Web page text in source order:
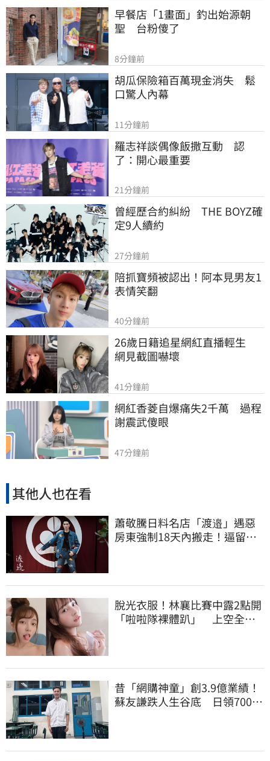
早餐店「1畫面」釣出始源朝
聖　台粉傻了
8分鐘前
胡瓜保險箱百萬現金消失　鬆
口驚人內幕
11分鐘前
羅志祥談偶像飯撒互動　認
了：開心最重要
21分鐘前
曾經歷合約糾紛　THE BOYZ確
定9人續約
27分鐘前
陪抓寶頻被認出！阿本見男友1
表情笑翻
40分鐘前
26歲日籍追星網紅直播輕生
網見截圖嚇壞
41分鐘前
網紅香菱自爆痛失2千萬　過程
謝震武傻眼
47分鐘前
其他人也在看
蕭敬騰日料名店「渡邉」遇惡
房東強制18天內搬走！逼留裝
脫光衣服！林襄比賽中露2點開
「啦啦隊裸體趴」 上空全裸
昔「網購神童」創3.9億業績！
蘇友謙跌人生谷底 日領700元